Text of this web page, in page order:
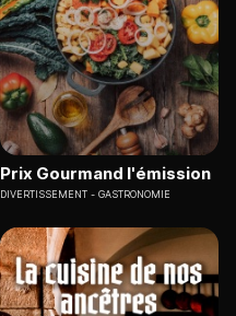
Prix Gourmand l'émission
DIVERTISSEMENT GASTRONOMIE